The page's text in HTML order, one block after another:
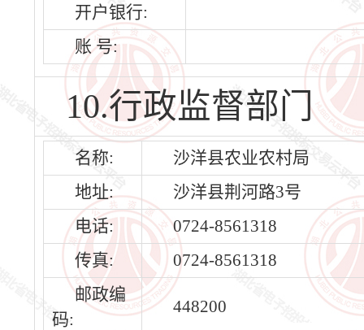
开户银行:
账 号:
10.行政监督部门
名称:
沙洋县农业农村局
地址:
沙洋县荆河路3号
电话:
0724-8561318
传真:
0724-8561318
邮政编
码:
448200